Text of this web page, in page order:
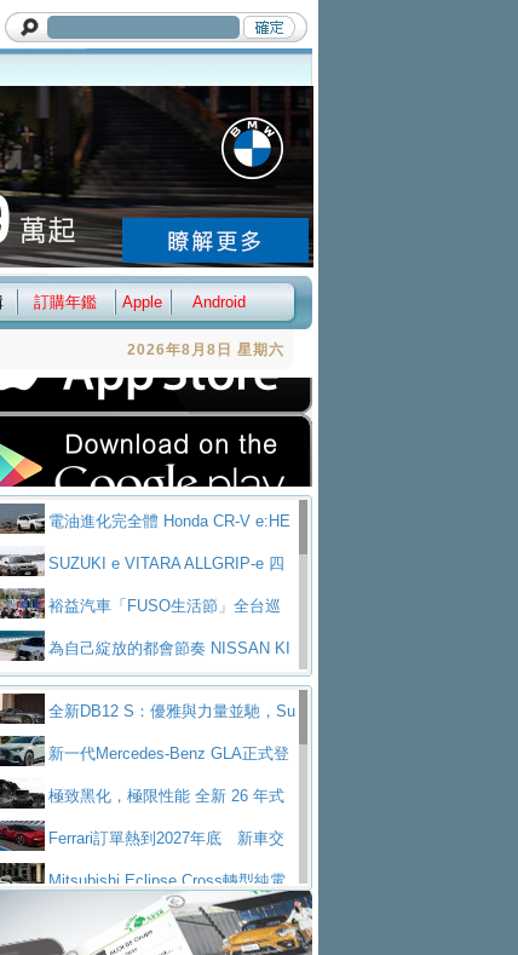
訂購年鑑 Apple Android
2026年8月8日 星期六
電油進化完全體 Honda CR-V e:HE
PrestigeSUZUKI e VITARA ALLGRIP-e 四
精神的純電新詮釋
裕益汽車「FUSO生活節」全台巡
結合生活體驗、交通安全與購車優惠
為自己綻放的都會節奏 NISSAN KI
SAKURA
為品味獨具層峰買家打造的頂級座
，MAZDA CX-90 33T AWD Premium Ca
Seat
的座駕! Ford Territory中型油電休旅
Super Great今日在台登場，結合先進安
ntis四品牌經銷權，全新多品牌旗艦展示中
開幕啟用
屏東特搜大隊再添新利器 SITRAK
助器材車買氣不衰、SUZUKI經銷商勇於開啟
全新DB12 S：優雅與力量並馳，Su
Tourer的顛峰之作
新一代Mercedes-Benz GLA正式登
續航最高657公里、支援320kW快充
極致黑化，極限性能 全新 26 年式
OCTA BLACK 限量登台
Ferrari訂單熱到2027年底 新車交
至少得等一年以上
Mitsubishi Eclipse Cross轉型純電
休旅 87kWh電池續航超過600公里
全新BMW 318i Touring豪華旅行車